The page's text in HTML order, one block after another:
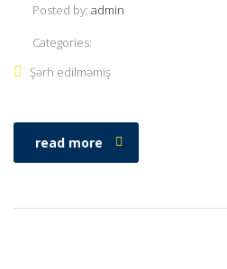
Posted by: admin
Categories:
Şərh edilməmiş
read more